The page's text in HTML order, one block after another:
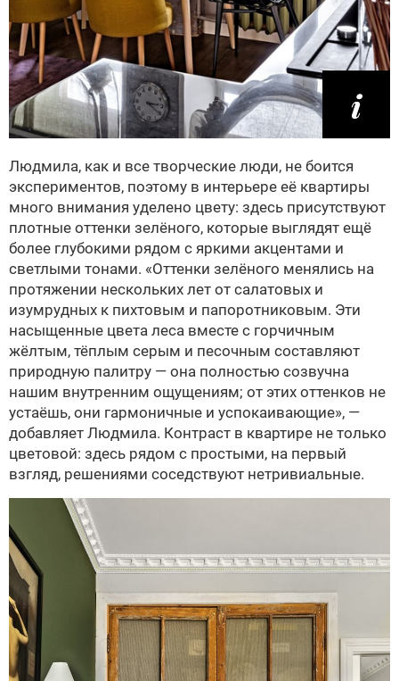
Людмила, как и все творческие люди, не боится
экспериментов, поэтому в интерьере её квартиры
много внимания уделено цвету: здесь присутствуют
плотные оттенки зелёного, которые выглядят ещё
более глубокими рядом с яркими акцентами и
светлыми тонами. «Оттенки зелёного менялись на
протяжении нескольких лет от салатовых и
изумрудных к пихтовым и папоротниковым. Эти
насыщенные цвета леса вместе с горчичным
жёлтым, тёплым серым и песочным составляют
природную палитру — она полностью созвучна
нашим внутренним ощущениям; от этих оттенков не
устаёшь, они гармоничные и успокаивающие», —
добавляет Людмила. Контраст в квартире не только
цветовой: здесь рядом с простыми, на первый
взгляд, решениями соседствуют нетривиальные.